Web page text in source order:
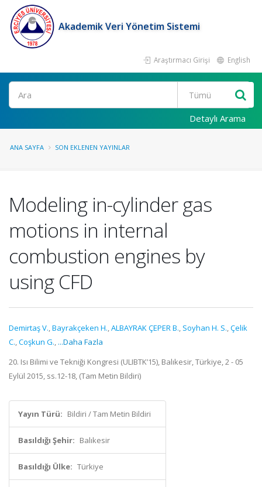
Akademik Veri Yönetim Sistemi
Araştırmacı Girişi English
Ara
Detaylı Arama
ANA SAYFA SON EKLENEN YAYINLAR
Modeling in-cylinder gas
motions in internal
combustion engines by
using CFD
Demirtaş V.,Bayrakçeken H.,ALBAYRAK ÇEPER B., Soyhan H. S.,Çelik
C.,Coşkun G., ...Daha Fazla
20. Isı Bilimi ve Tekniği Kongresi (ULIBTK’15), Balıkesir, Türkiye, 2 - 05
Eylül 2015, ss.12-18, (Tam Metin Bildiri)
Yayın Türü: Bildiri / Tam Metin Bildiri
Basıldığı Şehir: Balıkesir
Basıldığı Ülke: Türkiye